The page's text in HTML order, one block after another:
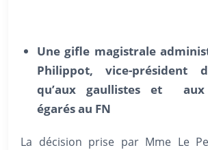
Une gifle magistrale
Philippot, vice-président
qu’aux gaullistes et aux
égarés au FN
La décision prise par Mme Le